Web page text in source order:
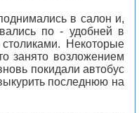
в салон и,
по - удобней в
Некоторые
занято возложением
покидали автобус
последнюю на